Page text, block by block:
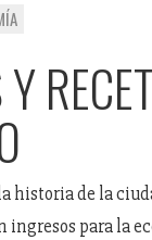
de la
ingresos para la